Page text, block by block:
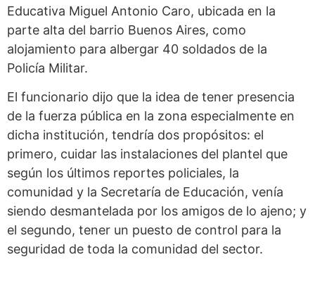
Educativa Miguel Antonio Caro, ubicada en la
parte alta del barrio Buenos Aires, como
alojamiento para albergar 40 soldados de la
Policía Militar.
El funcionario dijo que la idea de tener presencia
de la fuerza pública en la zona especialmente en
dicha institución, tendría dos propósitos: el
primero, cuidar las instalaciones del plantel que
según los últimos reportes policiales, la
comunidad y la Secretaría de Educación, venía
siendo desmantelada por los amigos de lo ajeno; y
el segundo, tener un puesto de control para la
seguridad de toda la comunidad del sector.